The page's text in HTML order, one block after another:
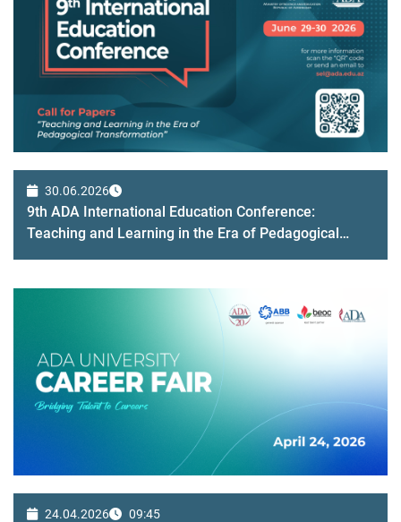
30.06.2026
9th ADA International Education Conference:
Teaching and Learning in the Era of Pedagogical
24.04.2026 09:45